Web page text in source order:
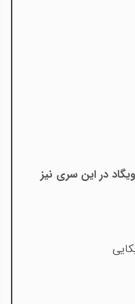
در این سری نیز